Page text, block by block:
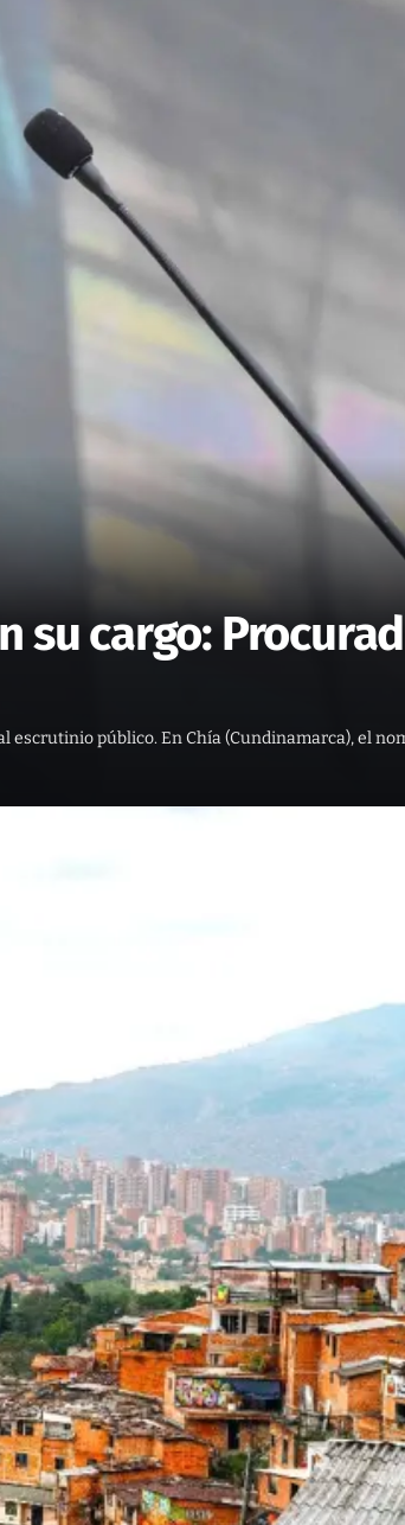
su cargo:
escrutinio público. En Chía (Cundinamarca), el